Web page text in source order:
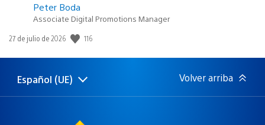
Peter Boda
Associate Digital Promotions Manager
Fecha
publicación:
27 de julio de 2026 116
Selecciona
una
Región
actual:
Español (UE) Volver arriba